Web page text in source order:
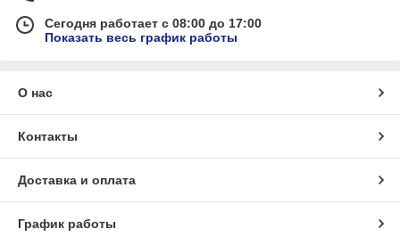
Сегодня работает с 08:00 до 17:00
Показать весь график работы
О нас
Контакты
Доставка и оплата
График работы